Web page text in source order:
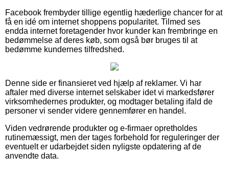
Facebook frembyder tillige egentlig hæderlige chancer for at
få en idé om internet shoppens popularitet. Tilmed ses
endda internet foretagender hvor kunder kan frembringe en
bedømmelse af deres køb, som også bør bruges til at
bedømme kundernes tilfredshed.
Denne side er finansieret ved hjælp af reklamer. Vi har
aftaler med diverse internet selskaber idet vi markedsfører
virksomhedernes produkter, og modtager betaling ifald de
personer vi sender videre gennemfører en handel.
Viden vedrørende produkter og e-firmaer opretholdes
rutinemæssigt, men der tages forbehold for reguleringer der
eventuelt er udarbejdet siden nyligste opdatering af de
anvendte data.